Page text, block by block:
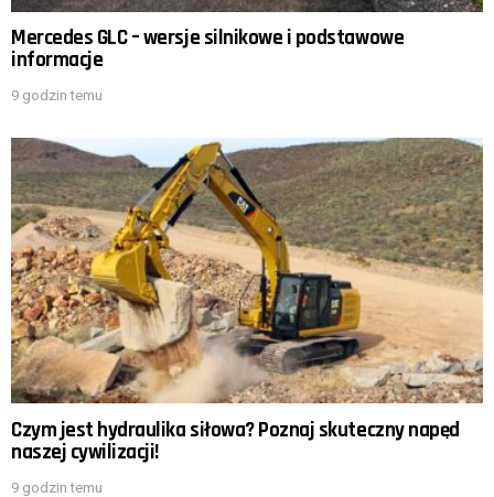
Mercedes GLC – wersje silnikowe i podstawowe
informacje
9 godzin temu
Czym jest hydraulika siłowa? Poznaj skuteczny napęd
naszej cywilizacji!
9 godzin temu